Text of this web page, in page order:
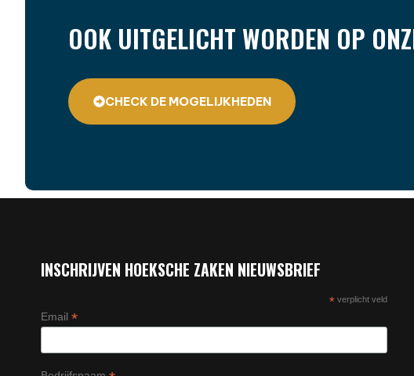
OOK UITGELICHT WORDEN OP
CHECK DE MOGELIJKHEDEN
INSCHRIJVEN HOEKSCHE ZAKEN NIEUWSBRIEF
*verplicht veld
Email *